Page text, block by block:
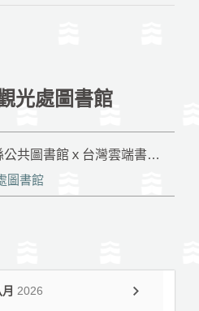
光處圖書館
雲林縣公共圖書館ｘ台灣雲端書庫電子書借閱活動
圖書館
月 2026